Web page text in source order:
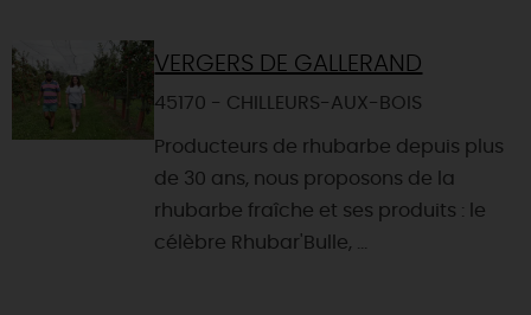
VERGERS DE GALLERAND
45170 - CHILLEURS-AUX-BOIS
Producteurs de rhubarbe depuis plus
de 30 ans, nous proposons de la
rhubarbe fraîche et ses produits : le
célèbre Rhubar'Bulle, ...